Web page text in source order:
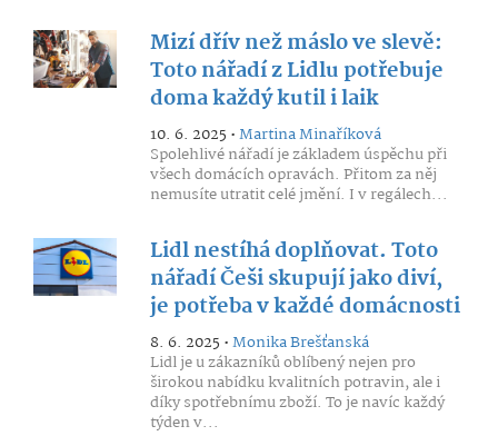
Mizí dřív než máslo ve slevě:
Toto nářadí z Lidlu potřebuje
doma každý kutil i laik
10. 6. 2025 •Martina Minaříková
Spolehlivé nářadí je základem úspěchu při
všech domácích opravách. Přitom za něj
nemusíte utratit celé jmění. I v regálech...
Lidl nestíhá doplňovat. Toto
nářadí Češi skupují jako diví,
je potřeba v každé domácnosti
8. 6. 2025 •Monika Brešťanská
Lidl je u zákazníků oblíbený nejen pro
širokou nabídku kvalitních potravin, ale i
díky spotřebnímu zboží. To je navíc každý
týden v...